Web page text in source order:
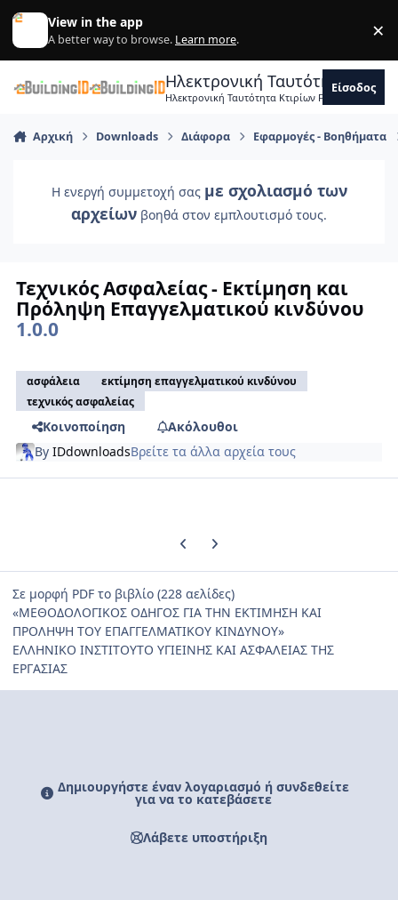
Skip to content
View in the app
A better way to browse. Learn more. ×
Ηλεκτρονική Ταυτότητα
Ηλεκτρονική Ταυτότητα Κτιρίων Forum
Είσοδος
Αρχική Downloads Διάφορα Εφαρμογές - Βοηθήματα
Η ενεργή συμμετοχή σας με σχολιασμό των
αρχείων βοηθά στον εμπλουτισμό τους.
Τεχνικός Ασφαλείας - Εκτίμηση και
Πρόληψη Επαγγελματικού κινδύνου
1.0.0
ασφάλεια
εκτίμηση επαγγελματικού κινδύνου
τεχνικός ασφαλείας
Κοινοποίηση
Ακόλουθοι
ByIDdownloadsΒρείτε τα άλλα αρχεία τους
Previous carousel slide
Next carousel slide
Σε μορφή PDF το βιβλίο (228 αελίδες)
«MEΘOΔOΛOΓIKOΣ OΔHΓOΣ ΓIA THN EKTIMHΣH KAI
ΠPOΛHΨH TOY EΠAΓΓEΛMATIKOY KINΔYNOY»
EΛΛHNIKO INΣTITOYTO YΓIEINHΣ KAI AΣΦAΛEIAΣ THΣ
EPΓAΣIAΣ
Δημιουργήστε έναν λογαριασμό ή συνδεθείτε
για να το κατεβάσετε
Λάβετε υποστήριξη